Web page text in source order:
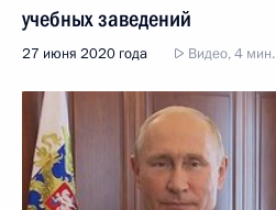
учебных заведений
27 июня 2020 года Видео, 4 мин.